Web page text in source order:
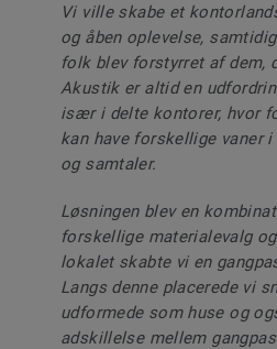
Vi ville skabe et
og åben oplevelse,
folk blev forstyrret af dem,
Akustik er altid en
især i delte kontorer, hvor
kan have forskellige vaner
og samtaler.
Løsningen blev en
forskellige materialevalg
lokalet skabte vi en
Langs denne placerede vi
udformede som huse og
adskillelse mellem